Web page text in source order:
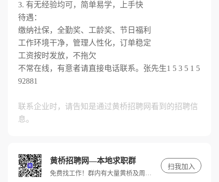
3. 有无经验均可，简单易学，上手快
待遇：
缴纳社保，全勤奖、工龄奖、节日福利
工作环境干净，管理人性化，订单稳定
工资按时发放，不拖欠
不常在线，有意者请直接电话联系。张先生1 5 3 5 1 5
92881
联系企业时，请告知是通过黄桥招聘网看到的招聘信
息。
黄桥招聘网—本地求职群
免费找工作！群内有大量黄桥及周边优质高薪岗位，快进群，带你找好工作。
扫我加入